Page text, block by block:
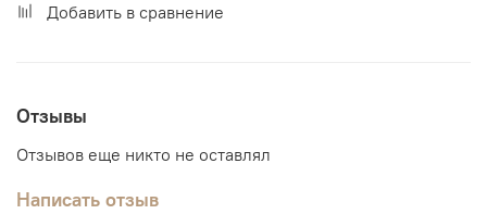
Добавить в сравнение
Отзывы
Отзывов еще никто не оставлял
Написать отзыв